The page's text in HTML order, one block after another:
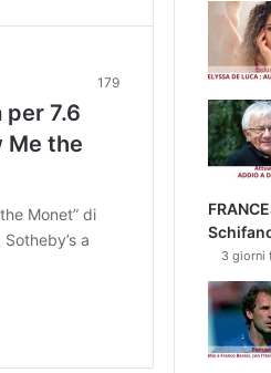
179
per 7.6
Me the
Monet” di
a
3 giorni